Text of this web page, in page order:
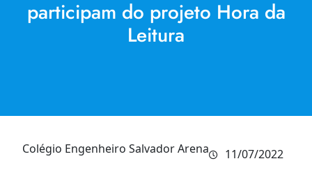
participam do projeto Hora da
Leitura
Colégio Engenheiro Salvador Arena 11/07/2022